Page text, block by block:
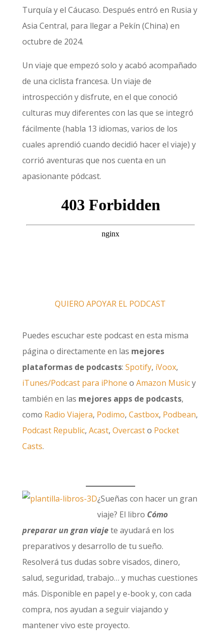
Turquía y el Cáucaso. Después entró en Rusia y
Asia Central, para llegar a Pekín (China) en
octubre de 2024.
Un viaje que empezó solo y acabó acompañado
de una ciclista francesa. Un viaje de
introspección y disfrute, en el que conoció
culturas muy diferentes con las que se integró
fácilmente (habla 13 idiomas, varios de los
cuales aprendió cuando decidió hacer el viaje) y
corrió aventuras que nos cuenta en un
apasionante pódcast.
QUIERO APOYAR EL PODCAST
Puedes escuchar este podcast en esta misma
página o directamente en las mejores
plataformas de podcasts: Spotify, iVoox,
iTunes/Podcast para iPhone o Amazon Musicy
también en las mejores apps de podcasts,
como Radio Viajera, Podimo, Castbox, Podbean,
Podcast Republic, Acast, Overcasto Pocket
Casts.
¿Sueñas con hacer un gran
viaje? El libro Cómo
preparar un gran viajete ayudará en los
preparativos y desarrollo de tu sueño.
Resolverá tus dudas sobre visados, dinero,
salud, seguridad, trabajo… y muchas cuestiones
más. Disponible en papel y e-book y, con cada
compra, nos ayudan a seguir viajando y
mantener vivo este proyecto.